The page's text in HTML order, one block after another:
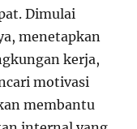
Dimulai
menetapkan
kerja,
motivasi
membantu